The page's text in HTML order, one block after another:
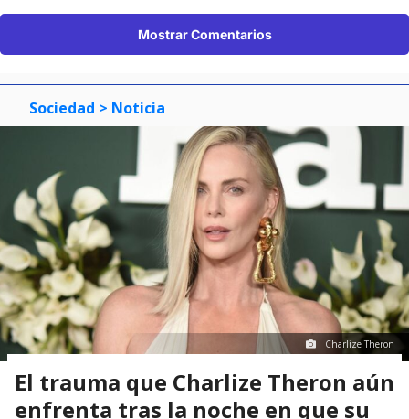
Mostrar Comentarios
Sociedad > Noticia
Charlize Theron
El trauma que Charlize Theron aún
enfrenta tras la noche en que su